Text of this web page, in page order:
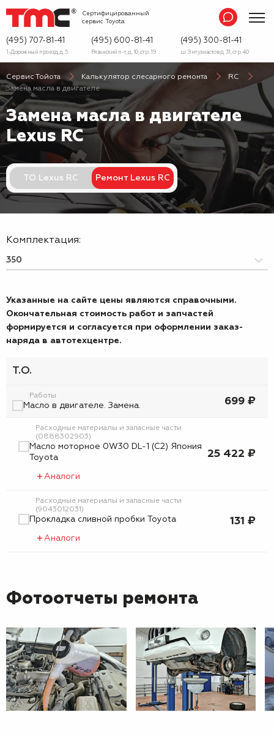
Сертифицированный
сервис Toyota
(495) 707-81-41
1-Дорожный проезд, д. 5
(495) 600-81-41
Рязанский п-т, д. 10, стр. 19
(495) 300-81-41
ш. Энтузиастов д. 31, стр. 40
Сервис Тойота Калькулятор слесарного ремонта
RC
Замена масла в двигателе
Замена масла в двигателе
Lexus RC
ТО Lexus RC Ремонт Lexus RC
Комплектация:
Указанные на сайте цены являются справочными.
Окончательная стоимость работ и запчастей
формируется и согласуется при оформлении заказ-
наряда в автотехцентре.
Т.О.
Работы
Масло в двигателе. Замена. 699 ₽
Расходные материалы и запасные части
(0888302903)
Масло моторное 0W30 DL-1 (C2) Япония
Toyota
Аналоги
25 422 ₽
Расходные материалы и запасные части
(9043012031)
Прокладка сливной пробки Toyota
Аналоги
131 ₽
Фотоотчеты ремонта